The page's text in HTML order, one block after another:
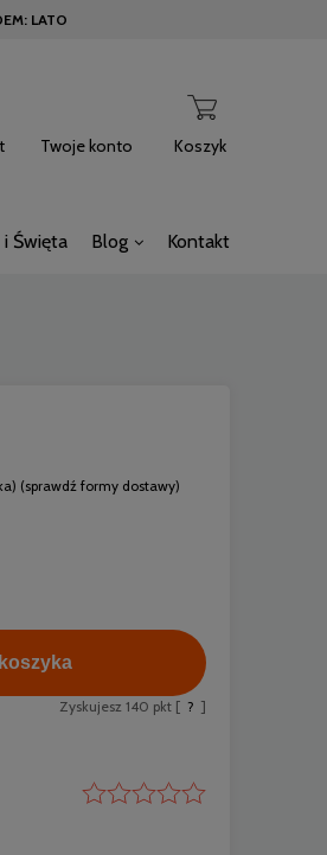
LATO
Koszyk
Twoje konto
i Święta Blog Kontakt
(sprawdź formy dostawy)
Zyskujesz 140 pkt [ ? ]